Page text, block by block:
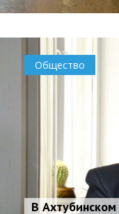
Общество
В